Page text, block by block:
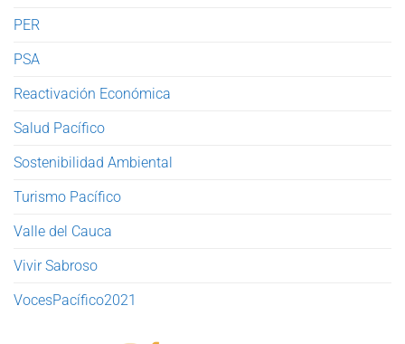
PER
PSA
Reactivación Económica
Salud Pacífico
Sostenibilidad Ambiental
Turismo Pacífico
Valle del Cauca
Vivir Sabroso
VocesPacífico2021